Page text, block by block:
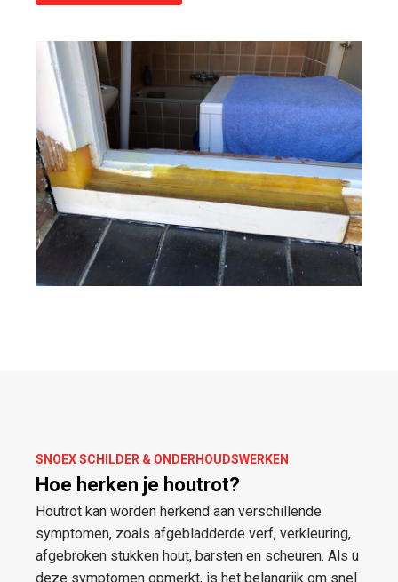
SNOEX SCHILDER & ONDERHOUDSWERKEN
Hoe herken je houtrot?
Houtrot kan worden herkend aan verschillende
symptomen, zoals afgebladderde verf, verkleuring,
afgebroken stukken hout, barsten en scheuren. Als u
deze symptomen opmerkt, is het belangrijk om snel